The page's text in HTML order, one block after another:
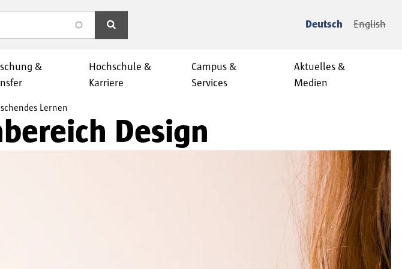
search Deutsch English
&
Hochschule &
Karriere
Campus &
Services
Aktuelles &
Medien
Lernen
Design